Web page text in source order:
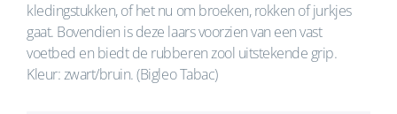
kledingstukken, of het nu om broeken, rokken of jurkjes
gaat. Bovendien is deze laars voorzien van een vast
voetbed en biedt de rubberen zool uitstekende grip.
Kleur: zwart/bruin. (Bigleo Tabac)